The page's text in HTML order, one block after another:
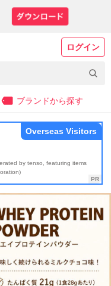
ログイン
ブランドから探す
by tenso, featuring items
Overseas Visitors